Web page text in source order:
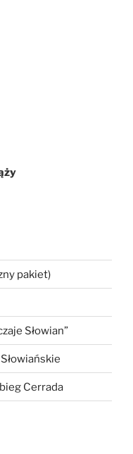
pakiet)
Słowian”
Cerrada